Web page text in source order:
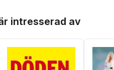
intresserad av